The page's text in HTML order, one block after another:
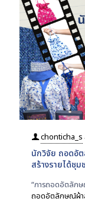
chonticha_s
นักวิจัย ถอดอั
สร้างรายได้ชุม
“การถอดอัตลั
ถอดอัตลักษณ์ผ้า